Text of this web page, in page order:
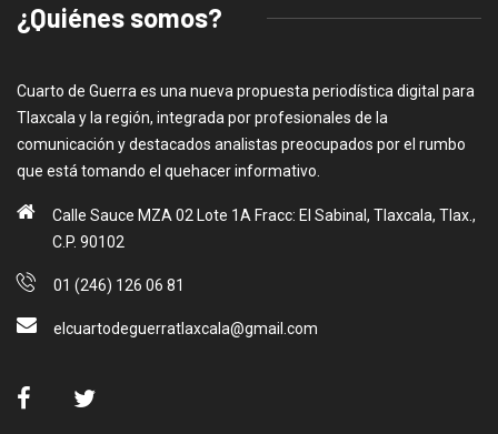
¿Quiénes somos?
Cuarto de Guerra es una nueva propuesta periodística digital para
Tlaxcala y la región, integrada por profesionales de la
comunicación y destacados analistas preocupados por el rumbo
que está tomando el quehacer informativo.
Calle Sauce MZA 02 Lote 1A Fracc: El Sabinal, Tlaxcala, Tlax.,
C.P. 90102
01 (246) 126 06 81
elcuartodeguerratlaxcala@gmail.com